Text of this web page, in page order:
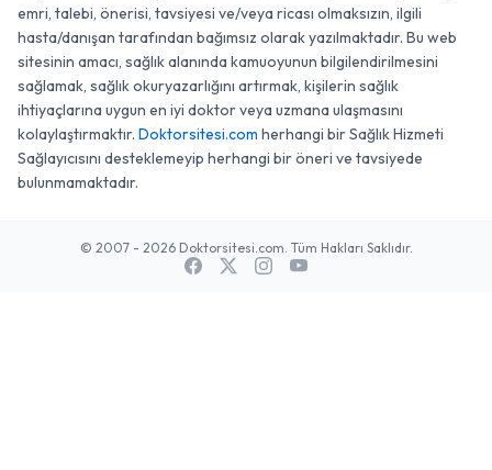
emri, talebi, önerisi, tavsiyesi ve/veya ricası olmaksızın, ilgili
hasta/danışan tarafından bağımsız olarak yazılmaktadır. Bu web
sitesinin amacı, sağlık alanında kamuoyunun bilgilendirilmesini
sağlamak, sağlık okuryazarlığını artırmak, kişilerin sağlık
ihtiyaçlarına uygun en iyi doktor veya uzmana ulaşmasını
kolaylaştırmaktır. Doktorsitesi.com herhangi bir Sağlık Hizmeti
Sağlayıcısını desteklemeyip herhangi bir öneri ve tavsiyede
bulunmamaktadır.
© 2007 - 2026 Doktorsitesi.com. Tüm Hakları Saklıdır.